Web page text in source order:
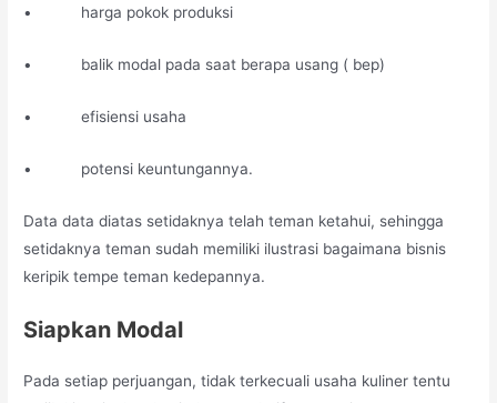
• harga pokok produksi
• balik modal pada saat berapa usang ( bep)
• efisiensi usaha
• potensi keuntungannya.
Data data diatas setidaknya telah teman ketahui, sehingga
setidaknya teman sudah memiliki ilustrasi bagaimana bisnis
keripik tempe teman kedepannya.
Siapkan Modal
Pada setiap perjuangan, tidak terkecuali usaha kuliner tentu